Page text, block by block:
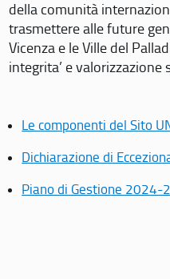
della comunità
trasmettere alle future
Vicenza e le Ville del
integrita’ e valorizzazione
Le componenti del Sito
Dichiarazione di
Piano di Gestione 2024-